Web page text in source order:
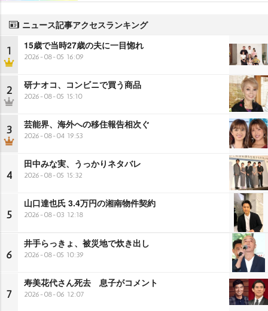
ニュース記事アクセスランキング
1 15歳で当時27歳の夫に一目惚れ
2026-08-05 16:09
2 研ナオコ、コンビニで買う商品
2026-08-05 15:10
3 芸能界、海外への移住報告相次ぐ
2026-08-04 19:53
4
田中みな実、うっかりネタバレ
2026-08-05 15:32
5
山口達也氏 3.4万円の湘南物件契約
2026-08-03 12:18
6
井手らっきょ、被災地で炊き出し
2026-08-05 10:39
7
寿美花代さん死去 息子がコメント
2026-08-06 12:07